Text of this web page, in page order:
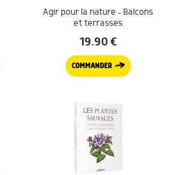
Agir pour la nature – Balcons
et terrasses
19.90€
COMMANDER